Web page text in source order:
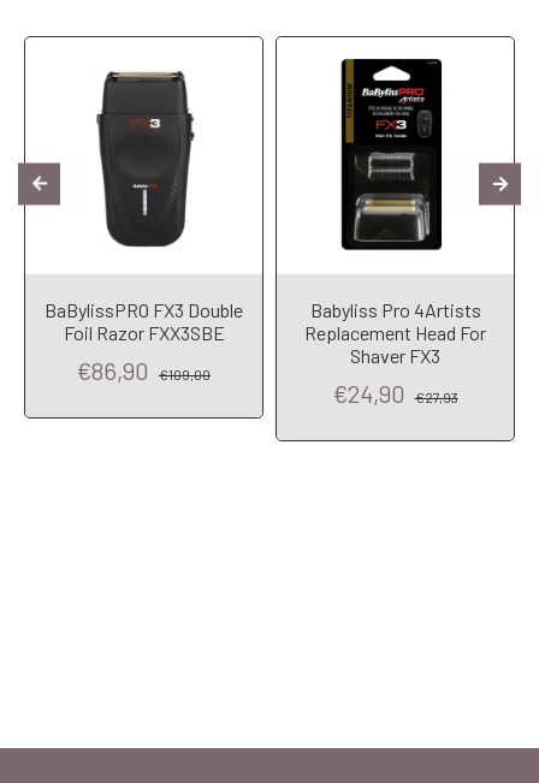
BaBylissPRO FX3 Double
Foil Razor FXX3SBE
€86,90 €109,00
Babyliss Pro 4Artists
Replacement Head For
Shaver FX3
€24,90 €27,93